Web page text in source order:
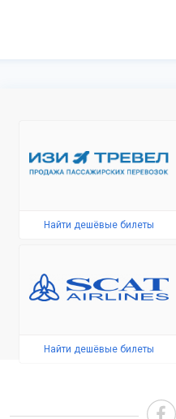
Найти дешёвые билеты
Найти дешёвые билеты